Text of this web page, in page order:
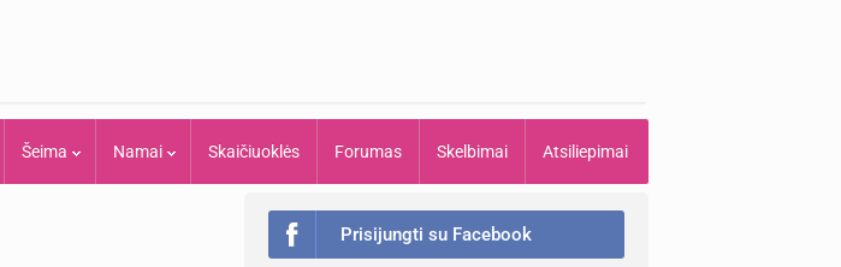
Šeima Namai Skaičiuoklės Forumas Skelbimai Atsiliepimai
Prisijungti su Facebook